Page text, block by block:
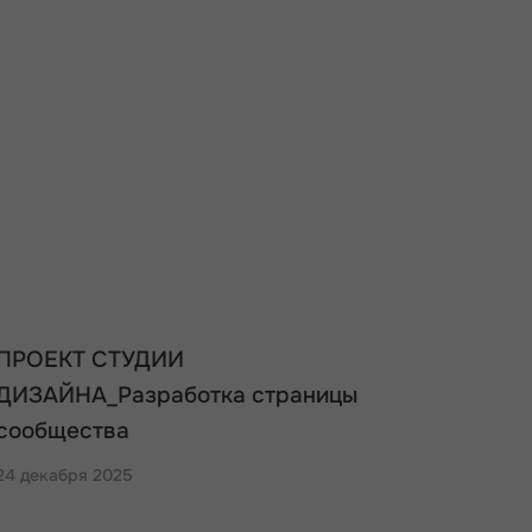
СТУДИИ
страницы
декабря 2025